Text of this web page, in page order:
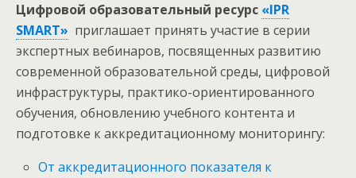
Цифровой образовательный ресурс «IPR
SMART» приглашает принять участие в серии
экспертных вебинаров, посвященных развитию
современной образовательной среды, цифровой
инфраструктуры, практико-ориентированного
обучения, обновлению учебного контента и
подготовке к аккредитационному мониторингу:
От аккредитационного показателя к